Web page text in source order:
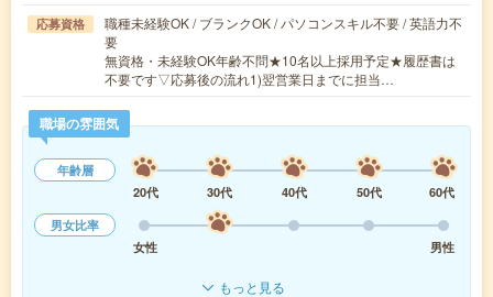
応募資格
職種未経験OK / ブランクOK / パソコンスキル不要 / 英語力不
要
無資格・未経験OK年齢不問★10名以上採用予定★履歴書は
不要です▽応募後の流れ1)翌営業日までに担当…
職場の雰囲気
年齢層
20代
30代 40代 50代
60代
男女比率
女性
男性
もっと見る